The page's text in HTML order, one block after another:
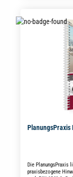
PlanungsPraxis
Die PlanungsPraxis
praxisbezogene